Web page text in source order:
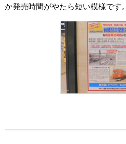
か発売時間がやたら短い模様です。